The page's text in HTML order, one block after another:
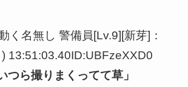
く名無し 警備員[Lv.9][新芽]：
13:51:03.40ID:UBFzeXXD0
つら撮りまくってて草」